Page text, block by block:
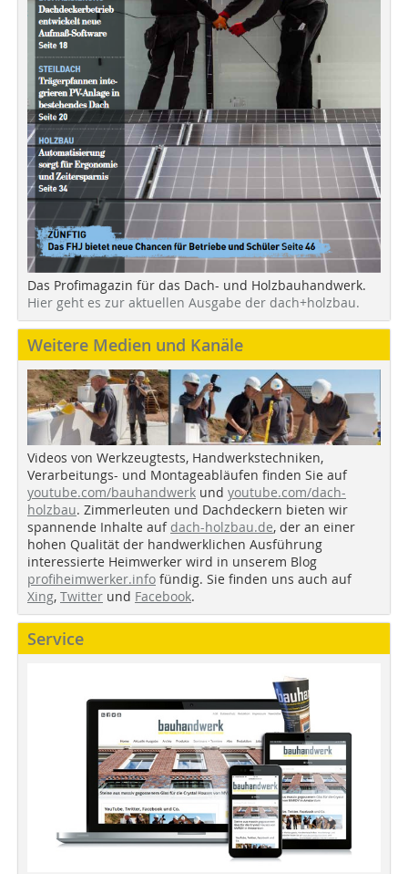
Das Profimagazin für das Dach- und Holzbauhandwerk.
Hier geht es zur aktuellen Ausgabe der dach+holzbau.
Weitere Medien und Kanäle
Videos von Werkzeugtests, Handwerkstechniken,
Verarbeitungs- und Montageabläufen finden Sie auf
youtube.com/bauhandwerk und youtube.com/dach-
holzbau. Zimmerleuten und Dachdeckern bieten wir
spannende Inhalte auf dach-holzbau.de, der an einer
hohen Qualität der handwerklichen Ausführung
interessierte Heimwerker wird in unserem Blog
profiheimwerker.info fündig. Sie finden uns auch auf
Xing, Twitter und Facebook.
Service